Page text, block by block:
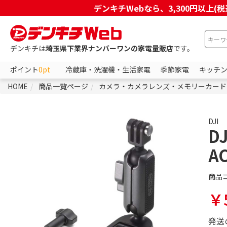
デンキチWebなら、3,300円以上(
デンキチは埼玉県下業界ナンバーワンの家電量販店です。
ポイント0pt 冷蔵庫・洗濯機・生活家電 季節家電
キッチ
HOME
商品一覧ページ カメラ・カメラレンズ・メモリーカード
DJI
商品
発送